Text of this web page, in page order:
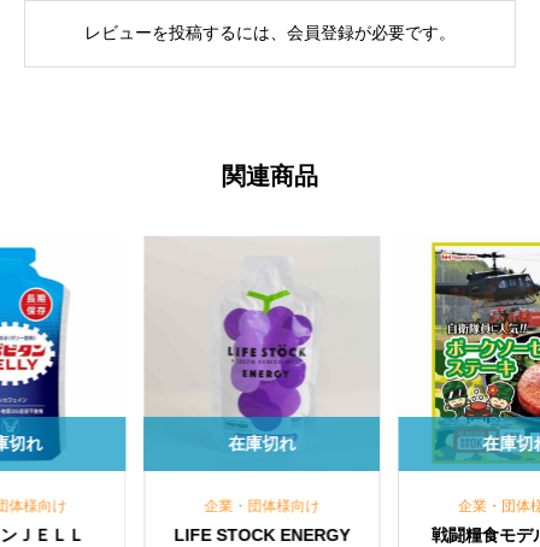
レビューを投稿するには、会員登録が必要です。
関連商品
企業・団体様向け
LIFE STOCK ENERGY
企業・団体様向け
戦闘糧食モデル ポー